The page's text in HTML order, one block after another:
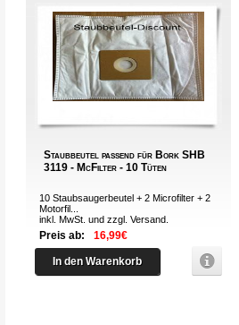
Staubbeutel passend für Bork SHB
3119 - McFilter - 10 Tüten
10 Staubsaugerbeutel + 2 Microfilter + 2
Motorfil...
inkl. MwSt. und zzgl.Versand
Preis ab: 16,99€
In den Warenkorb